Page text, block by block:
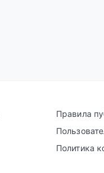
Правила
Политика